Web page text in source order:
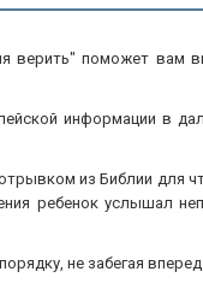
верить" поможет вам
информации в
из Библии для
ребенок услышал
не забегая